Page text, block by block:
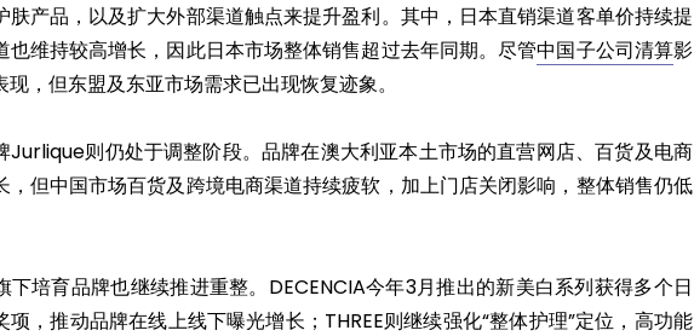
肤产品，以及扩大外部渠道触点来提升盈利。其中，日本直销渠道客单价持续提
也维持较高增长，因此日本市场整体销售超过去年同期。尽管中国子公司清算影
，但东盟及东亚市场需求已出现恢复迹象。
Jurlique则仍处于调整阶段。品牌在澳大利亚本土市场的直营网店、百货及电商
，但中国市场百货及跨境电商渠道持续疲软，加上门店关闭影响，整体销售仍低
下培育品牌也继续推进重整。DECENCIA今年3月推出的新美白系列获得多个日
项，推动品牌在线上线下曝光增长；THREE则继续强化“整体护理”定位，高功能